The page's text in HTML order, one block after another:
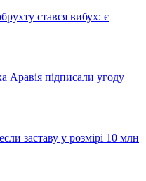
стався вибух: є
Аравія підписали угоду
заставу у розмірі 10 млн